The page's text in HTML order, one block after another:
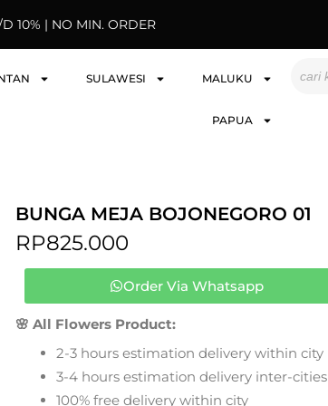
10% | NO MIN. ORDER
SULAWESI MALUKU
PAPUA
BUNGA MEJA BOJONEGORO 01
RP825.000
Order Via Whatsapp
🌸 All Flowers Product:
2-3 hours estimation delivery within city
3-4 hours estimation delivery inter-cities
100% free delivery within city